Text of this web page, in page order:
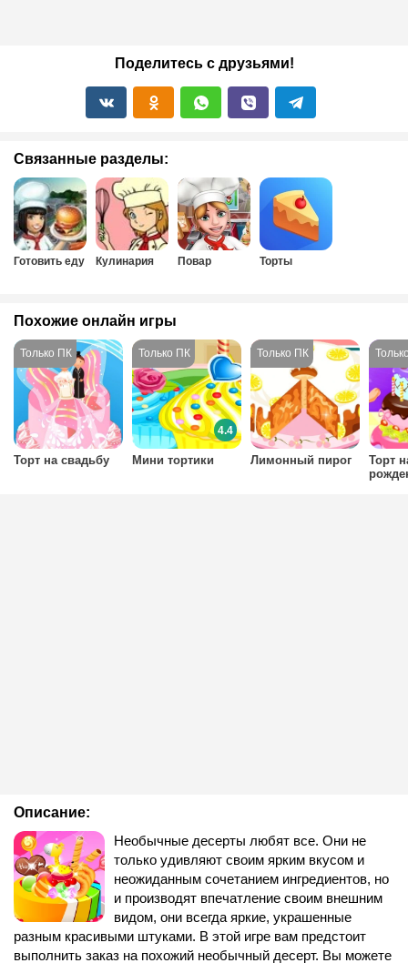
Поделитесь с друзьями!
Связанные разделы:
Готовить еду Кулинария Повар Торты
Описание:
Необычные десерты любят все. Они не
только удивляют своим ярким вкусом и
неожиданным сочетанием ингредиентов, но
и производят впечатление своим внешним
видом, они всегда яркие, украшенные
разным красивыми штуками. В этой игре вам предстоит
выполнить заказ на похожий необычный десерт. Вы можете
Похожие онлайн игры
Торт на свадьбу Мини тортики
4.4
Лимонный пирог
Торт